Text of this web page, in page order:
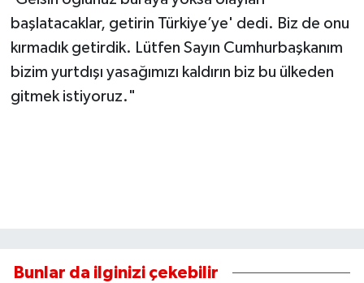
başlatacaklar, getirin Türkiye’ye' dedi. Biz de onu
kırmadık getirdik. Lütfen Sayın Cumhurbaşkanım
bizim yurtdışı yasağımızı kaldırın biz bu ülkeden
gitmek istiyoruz."
Bunlar da ilginizi çekebilir